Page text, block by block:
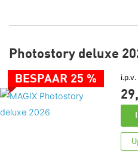
Photostory deluxe
BESPAAR 25 %
29,